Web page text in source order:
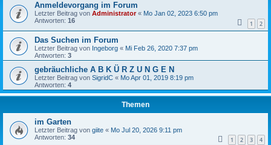
Anmeldevorgang im Forum
Letzter Beitrag von Administrator« Mo Jan 02, 2023 6:50 pm
Antworten: 16 1 2
Das Suchen im Forum
Letzter Beitrag von Ingeborg « Mi Feb 26, 2020 7:37 pm
Antworten: 3
gebräuchliche A B K Ü R Z U N G E N
Letzter Beitrag von SigridC « Mo Apr 01, 2019 8:19 pm
Antworten: 4
Themen
im Garten
Letzter Beitrag von giite « Mo Jul 20, 2026 9:11 pm
Antworten: 34 1 2 3 4